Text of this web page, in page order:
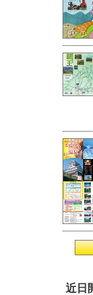
近日